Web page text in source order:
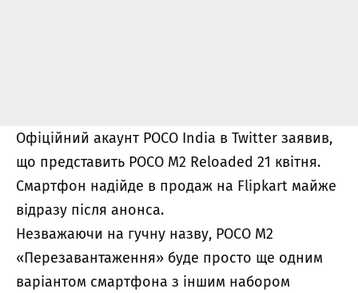
Офіційний акаунт POCO India в Twitter заявив,
що представить POCO M2 Reloaded 21 квітня.
Смартфон надійде в продаж на Flipkart майже
відразу після анонса.
Незважаючи на гучну назву, POCO M2
«Перезавантаження» буде просто ще одним
варіантом смартфона з іншим набором